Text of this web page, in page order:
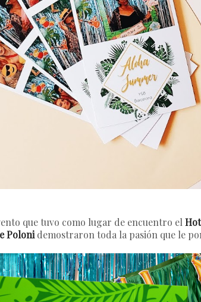
que tuvo como lugar de encuentro el
Poloni demostraron toda la pasión que le